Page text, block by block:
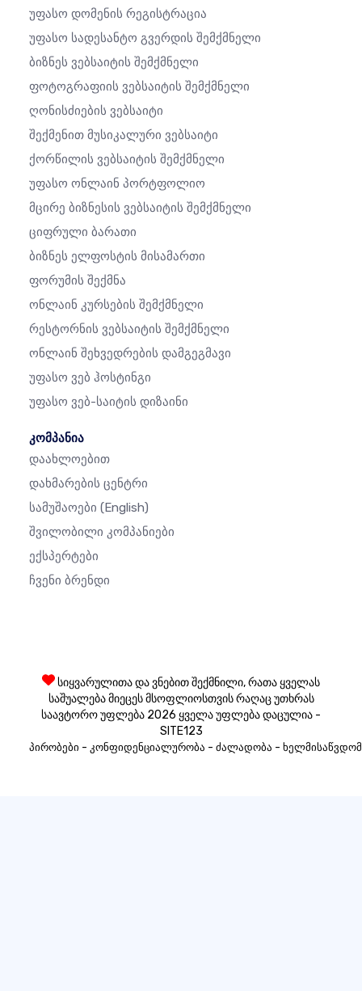
Უფასო Დომენის Რეგისტრაცია
Უფასო Სადესანტო Გვერდის Შემქმნელი
Ბიზნეს Ვებსაიტის Შემქმნელი
Ფოტოგრაფიის Ვებსაიტის Შემქმნელი
Ღონისძიების Ვებსაიტი
Შექმენით Მუსიკალური Ვებსაიტი
Ქორწილის Ვებსაიტის Შემქმნელი
Უფასო Ონლაინ Პორტფოლიო
Მცირე Ბიზნესის Ვებსაიტის Შემქმნელი
Ციფრული Ბარათი
Ბიზნეს Ელფოსტის Მისამართი
Ფორუმის Შექმნა
Ონლაინ Კურსების Შემქმნელი
Რესტორნის Ვებსაიტის Შემქმნელი
Ონლაინ Შეხვედრების Დამგეგმავი
Უფასო Ვებ Ჰოსტინგი
Უფასო Ვებ-Საიტის Დიზაინი
კომპანია
Დაახლოებით
Დახმარების Ცენტრი
Სამუშაოები (English)
Შვილობილი Კომპანიები
Ექსპერტები
Ჩვენი Ბრენდი
სიყვარულითა და ვნებით შექმნილი, რათა ყველას
საშუალება მიეცეს მსოფლიოსთვის რაღაც უთხრას
საავტორო უფლება 2026 ყველა უფლება დაცულია -
SITE123
პირობები - კონფიდენციალურობა - ძალადობა -